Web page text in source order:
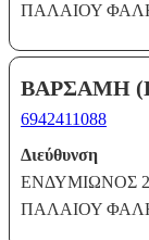
ΠΑΛΑΙΟΥ
ΒΑΡΣΑΜΗ
6942411088
Διεύθυνση
ΕΝΔΥΜΙΩΝΟΣ
ΠΑΛΑΙΟΥ